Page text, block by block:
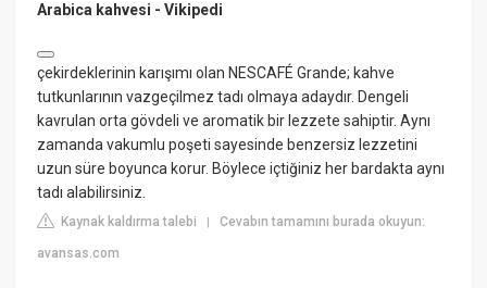
Arabica kahvesi - Vikipedi
çekirdeklerinin karışımı olan NESCAFÉ Grande; kahve
tutkunlarının vazgeçilmez tadı olmaya adaydır. Dengeli
kavrulan orta gövdeli ve aromatik bir lezzete sahiptir. Aynı
zamanda vakumlu poşeti sayesinde benzersiz lezzetini
uzun süre boyunca korur. Böylece içtiğiniz her bardakta aynı
tadı alabilirsiniz.
Kaynak kaldırma talebi |Cevabın tamamını burada okuyun:
avansas.com